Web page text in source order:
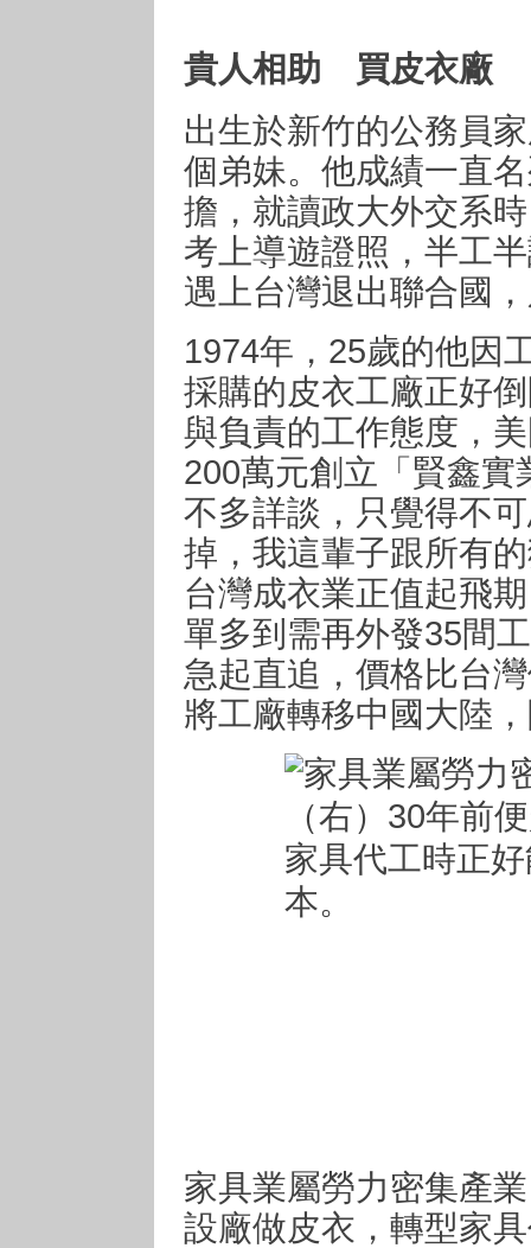
貴人相助 買皮衣廠
出生於新竹的公務員
個弟妹。他成績一直
擔，就讀政大外交系
考上導遊證照，半工
遇上台灣退出聯合國
1974年，25歲的他因
採購的皮衣工廠正好
與負責的工作態度，
200萬元創立「賢鑫
不多詳談，只覺得不
掉，我這輩子跟所有
台灣成衣業正值起飛
單多到需再外發35間
急起直追，價格比台
將工廠轉移中國大陸
家具業屬勞力密集產
設廠做皮衣，轉型家